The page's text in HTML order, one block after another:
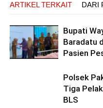
ARTIKEL TERKAIT DARI
Bupati
Baradatu
Pasien
Polsek
Tiga
BLS